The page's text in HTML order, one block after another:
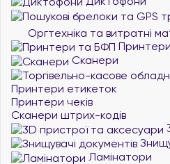
Оргтехніка та витратні
Сканери
Принтери етикеток
Принтери чеків
Сканери штрих-кодів
Ламінатори